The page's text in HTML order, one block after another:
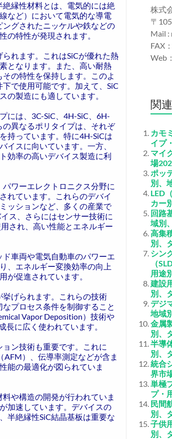
縁性材料とは、電気的には絶
など）において電気的な導電
グされたニッケルや鉄などの
の特性が発現されます。
れます。これはSiCが優れた熱
となります。また、高い耐熱
の特性を保持します。このよ
で使用可能です。加えて、SiC
の製造にも適しています。
には、3C-SiC、4H-SiC、6H-
異なるポリタイプは、それぞ
持っています。特に4H-SiCは
イスに向いています。一方、
効率の高いデバイス製造に利
ワーエレクトロニクス分野に
れています。これらのデバイ
ッションなど、多くの産業で
ス、さらにはセンサー技術に
され、高い性能とエネルギー
車両や電気自動車のパワーエ
、エネルギー変換効率の向上
が促進されています。
げられます。これらの技術
プロセス条件を制御すること
Vapor Deposition）技術や
長に広く使われています。
ン技術も重要です。これに
AFM）、伝導率測定などが含ま
能の最適化が図られていま
や構造の開発が行われていま
加速しています。デバイスの
半絶縁性SiC結晶基板は重要な
株式
〒
Mail :
FAX
Web：
関
カモ
イプ
マイ
場
ポッ
別、
LED
カー
回路
域別
高集
別、
シン
（
用途
建設
別、
デジ
地域
金属
別、
半導
別、
統合
界市
単極
プ・
民間
別、
子供
別、